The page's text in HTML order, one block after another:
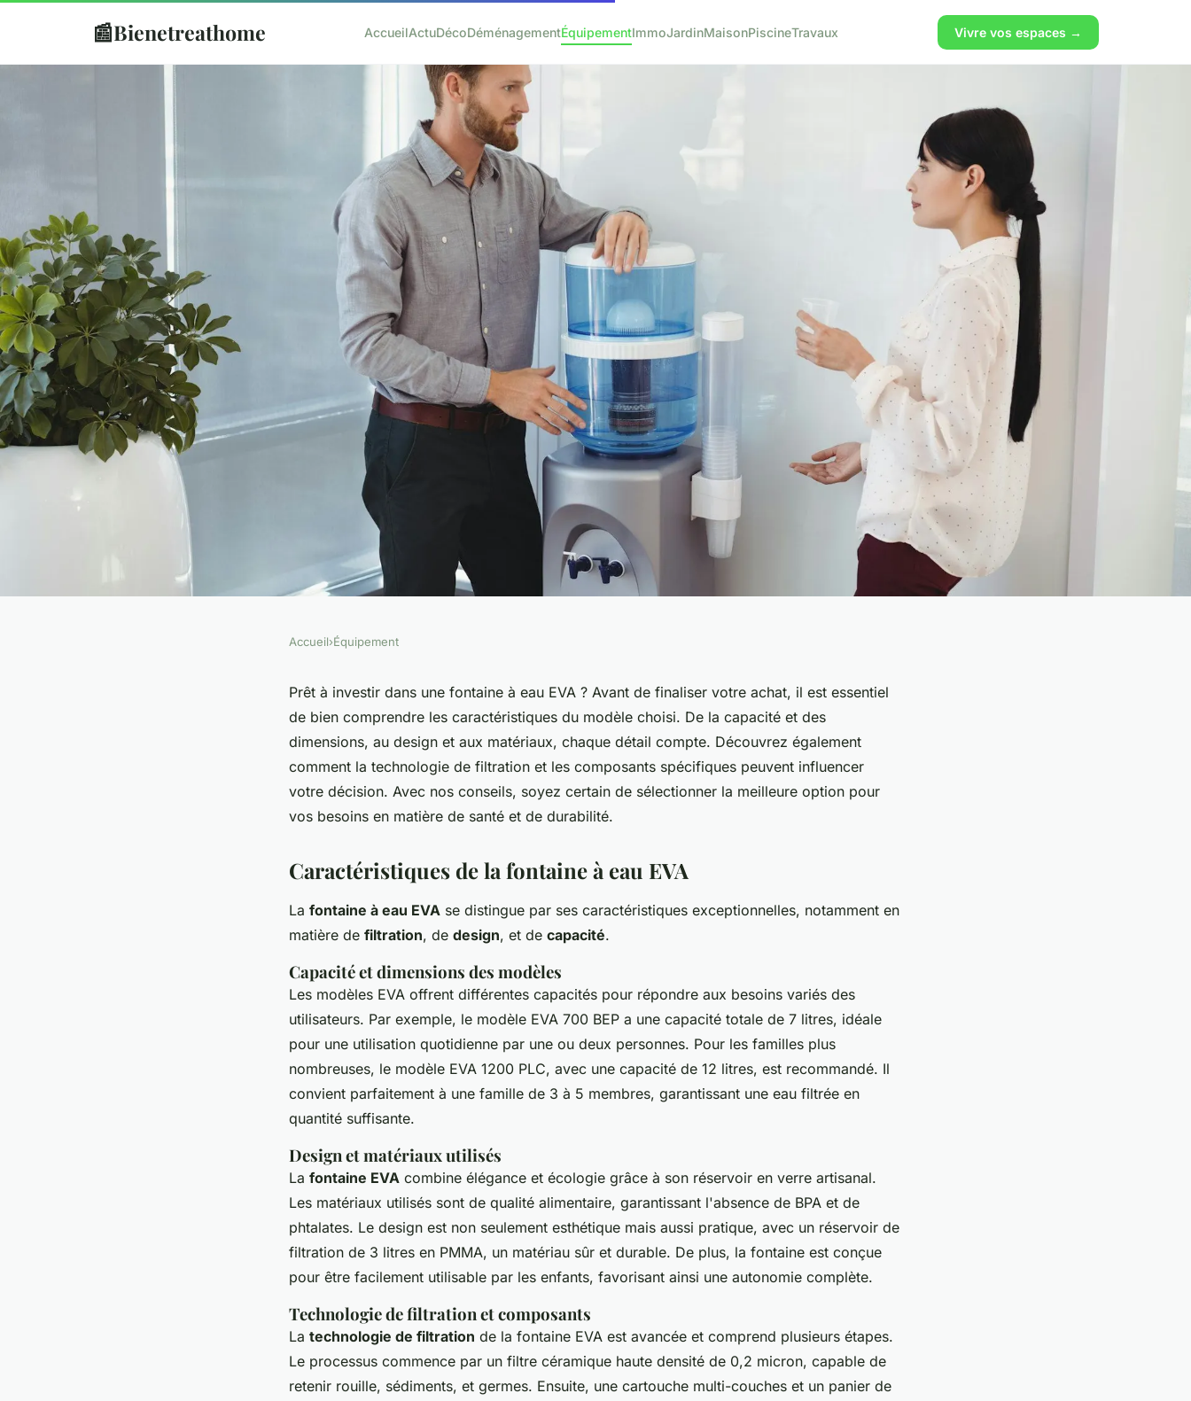
📰Bienetreathome AccueilActuDécoDéménagementÉquipementImmoJardinMaisonPiscineTravaux Vivre vos espaces →
Fontaine à eau eva : vérifiez les
caractéristiques du modèle que vous
souhaitez acheter
Accueil›Équipement
Prêt à investir dans une fontaine à eau EVA ? Avant de finaliser votre achat, il est essentiel
de bien comprendre les caractéristiques du modèle choisi. De la capacité et des
dimensions, au design et aux matériaux, chaque détail compte. Découvrez également
comment la technologie de filtration et les composants spécifiques peuvent influencer
votre décision. Avec nos conseils, soyez certain de sélectionner la meilleure option pour
vos besoins en matière de santé et de durabilité.
Caractéristiques de la fontaine à eau EVA
La fontaine à eau EVA se distingue par ses caractéristiques exceptionnelles, notamment en
matière de filtration, de design, et de capacité.
Capacité et dimensions des modèles
Les modèles EVA offrent différentes capacités pour répondre aux besoins variés des
utilisateurs. Par exemple, le modèle EVA 700 BEP a une capacité totale de 7 litres, idéale
pour une utilisation quotidienne par une ou deux personnes. Pour les familles plus
nombreuses, le modèle EVA 1200 PLC, avec une capacité de 12 litres, est recommandé. Il
convient parfaitement à une famille de 3 à 5 membres, garantissant une eau filtrée en
quantité suffisante.
Design et matériaux utilisés
La fontaine EVA combine élégance et écologie grâce à son réservoir en verre artisanal.
Les matériaux utilisés sont de qualité alimentaire, garantissant l'absence de BPA et de
phtalates. Le design est non seulement esthétique mais aussi pratique, avec un réservoir de
filtration de 3 litres en PMMA, un matériau sûr et durable. De plus, la fontaine est conçue
pour être facilement utilisable par les enfants, favorisant ainsi une autonomie complète.
Technologie de filtration et composants
La technologie de filtration de la fontaine EVA est avancée et comprend plusieurs étapes.
Le processus commence par un filtre céramique haute densité de 0,2 micron, capable de
retenir rouille, sédiments, et germes. Ensuite, une cartouche multi-couches et un panier de